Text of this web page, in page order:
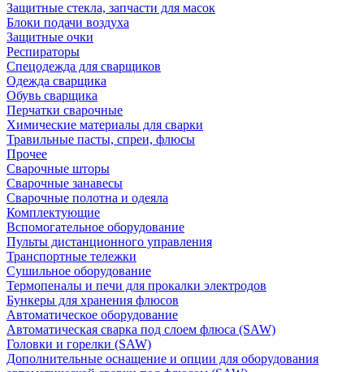
Защитные стекла, запчасти для масок
Блоки подачи воздуха
Защитные очки
Респираторы
Спецодежда для сварщиков
Одежда сварщика
Обувь сварщика
Перчатки сварочные
Химические материалы для сварки
Травильные пасты, спреи, флюсы
Прочее
Сварочные шторы
Сварочные занавесы
Сварочные полотна и одеяла
Комплектующие
Вспомогательное оборудование
Пульты дистанционного управления
Транспортные тележки
Сушильное оборудование
Термопеналы и печи для прокалки электродов
Бункеры для хранения флюсов
Автоматическое оборудование
Автоматическая сварка под слоем флюса (SAW)
Головки и горелки (SAW)
Дополнительные оснащение и опции для оборудования